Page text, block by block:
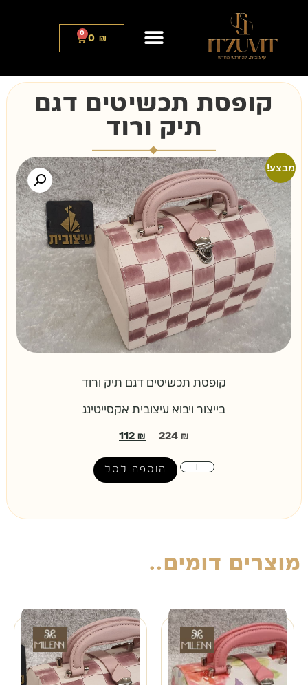
0₪
0
קופסת תכשיטים דגם
תיק ורוד
מבצע!
קופסת תכשיטים דגם תיק ורוד
בייצור ויבוא עיצובית אקסייטינג
224₪
112 ₪
הוספה לסל
מוצרים דומים..